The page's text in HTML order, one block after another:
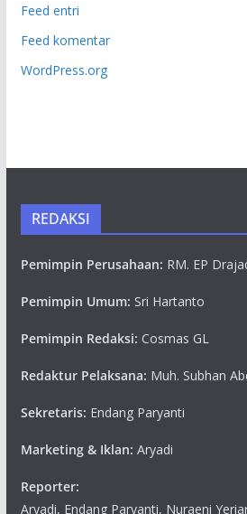
Feed entri
Feed komentar
WordPress.org
REDAKSI
Pemimpin Perusahaan: RM. EP
Pemimpin Umum: Sri Hartanto
Pemimpin Redaksi: Cosmas GL
Redaktur Pelaksana: Muh. Subhan
Sekretaris: Endang Paryanti
Marketing & Iklan: Aryadi
Reporter:
Aryadi, Endang Paryanti, Nuraeni